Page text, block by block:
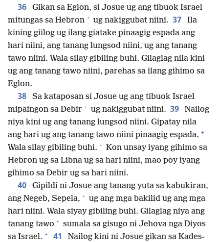
36
Gikan sa Eglon, si Josue ug ang tibuok Israel
mitungas sa Hebron + ug nakiggubat niini. 37
Ila
kining giilog ug ilang giatake pinaagig espada ang
hari niini, ang tanang lungsod niini, ug ang tanang
tawo niini. Wala silay gibiling buhi. Gilaglag nila kini
ug ang tanang tawo niini, parehas sa ilang gihimo sa
Eglon.
38
Sa kataposan si Josue ug ang tibuok Israel
mipaingon sa Debir + ug nakiggubat niini. 39
Nailog
niya kini ug ang tanang lungsod niini. Gipatay nila
ang hari ug ang tanang tawo niini pinaagig espada. +
Wala silay gibiling buhi. + Kon unsay iyang gihimo sa
Hebron ug sa Libna ug sa hari niini, mao poy iyang
gihimo sa Debir ug sa hari niini.
40
Gipildi ni Josue ang tanang yuta sa kabukiran,
ang Negeb, Sepela, + ug ang mga bakilid ug ang mga
hari niini. Wala siyay gibiling buhi. Gilaglag niya ang
tanang tawo + sumala sa gisugo ni Jehova nga Diyos
sa Israel. + 41
Nailog kini ni Josue gikan sa Kades-